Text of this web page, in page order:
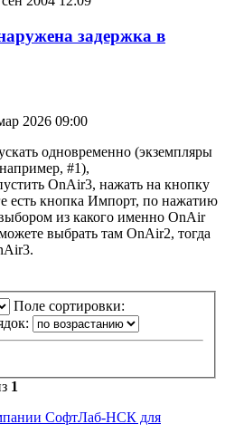
задержка в
2026 09:00
одновременно (экземпляры
#1),
OnAir3, нажать на кнопку
есть кнопка Импорт, по нажатию
из какого именно OnAir
выбрать там OnAir2, тогда
Поле сортировки:
1
СофтЛаб-НСК для